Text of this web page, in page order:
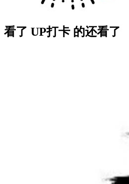
看了 UP打卡 的还看了